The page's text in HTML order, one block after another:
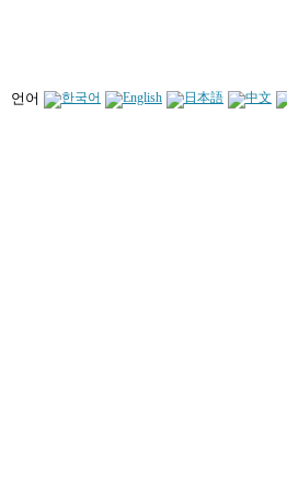
언어